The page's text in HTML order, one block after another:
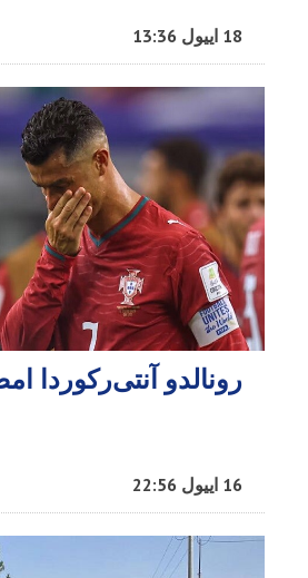
18 اییول 13:36
رونالدو آنتی‌رکوردا
16 اییول 22:56